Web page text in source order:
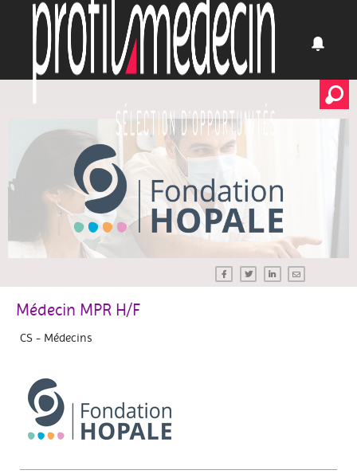
Médecin MPR H/F
CS - Médecins